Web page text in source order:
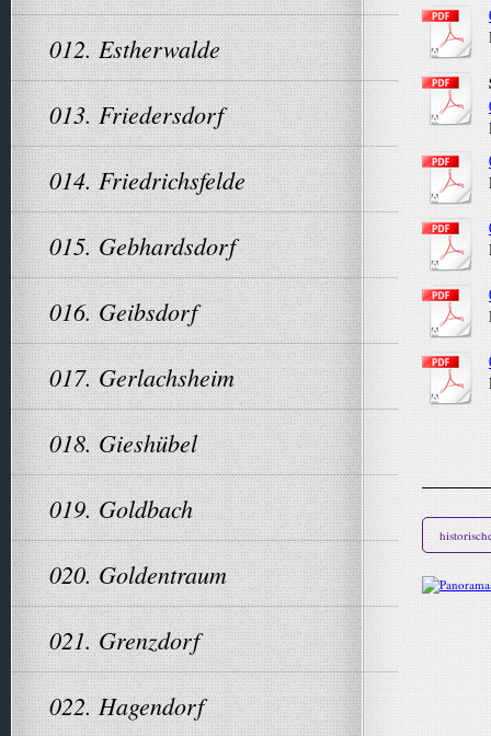
012. Estherwalde
013. Friedersdorf
014. Friedrichsfelde
015. Gebhardsdorf
016. Geibsdorf
017. Gerlachsheim
018. Gieshübel
019. Goldbach
020. Goldentraum
021. Grenzdorf
022. Hagendorf